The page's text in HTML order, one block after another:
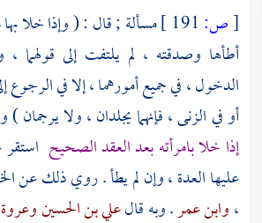
[ص:
مسألة ; قال : ( وإذا خلا بها
أطأها وصدقته ، لم يلتفت إلى قولهما
الدخول ، في جميع أمورهما ، إلا في الرجوع
أو في الزنى ، فإنهما يجلدان ، ولا يرجمان
إذا خلا بامرأته بعد العقد الصحيح
عليها العدة ، وإن لم يطأ . روي ذلك عن
،وابن عمر. وبه قالعلي بن الحسينوعروة